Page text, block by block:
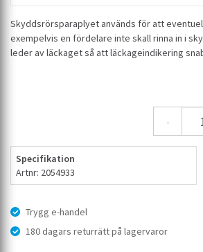
Skyddsrörsparaplyet används för att
exempelvis en fördelare inte skall rinna in i
leder av läckaget så att läckageindikering
-
Specifikation
Artnr: 2054933
Trygg e-handel
180 dagars returrätt på lagervaror